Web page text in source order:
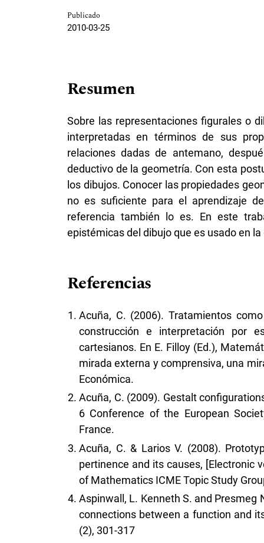
Publicado
2010-03-25
Resumen
Sobre las representaciones figurales o
interpretadas en términos de sus
relaciones dadas de antemano,
deductivo de la geometría. Con esta
los dibujos. Conocer las propiedades
no es suficiente para el aprendizaje
referencia también lo es. En este
epistémicas del dibujo que es usado en
Referencias
Acuña, C. (2006). Tratamientos
construcción e interpretación por
cartesianos. En E. Filloy (Ed.),
mirada externa y comprensiva, una
Económica.
Acuña, C. (2009). Gestalt
6 Conference of the European
France.
Acuña, C. & Larios V. (2008).
pertinence and its causes, [Electronic
of Mathematics ICME Topic Study
Aspinwall, L. Kenneth S. and
connections between a function and
(2), 301-317